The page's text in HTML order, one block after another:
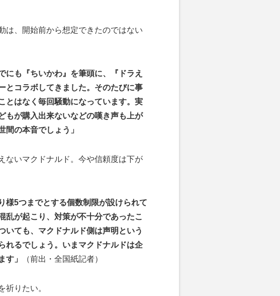
、開始前から想定できたのではない
にも『ちいかわ』を筆頭に、『ドラえ
とコラボしてきました。そのたびに事
とはなく毎回騒動になっています。実
もが購入出来ないなどの嘆き声も上が
間の本音でしょう」
いマクドナルド。今や信頼度は下が
様5つまでとする個数制限が設けられて
乱が起こり、対策が不十分であったこ
いても、マクドナルド側は声明という
れるでしょう。いまマクドナルドは企
す」
（前出・全国紙記者）
りたい。